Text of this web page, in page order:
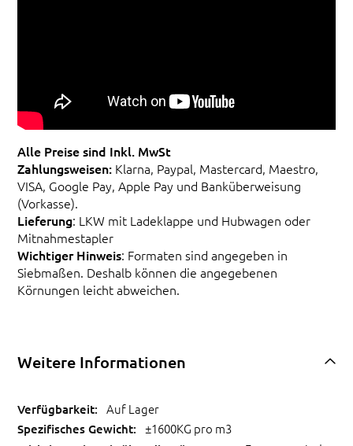
Alle Preise sind Inkl. MwSt
Zahlungsweisen: Klarna, Paypal, Mastercard, Maestro,
VISA, Google Pay, Apple Pay und Banküberweisung
(Vorkasse).
Lieferung: LKW mit Ladeklappe und Hubwagen oder
Mitnahmestapler
Wichtiger Hinweis: Formaten sind angegeben in
Siebmaßen. Deshalb können die angegebenen
Körnungen leicht abweichen.
Weitere Informationen
Auf Lager
±1600KG pro m3